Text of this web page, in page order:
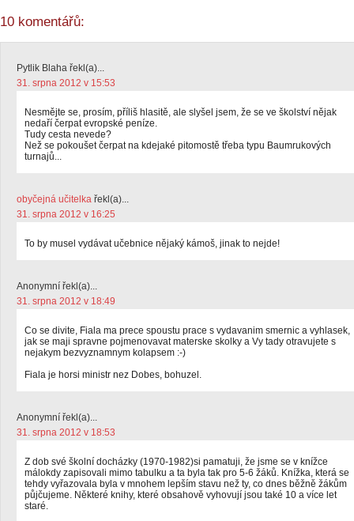
10 komentářů:
Pytlik Blaha řekl(a)...
31. srpna 2012 v 15:53
Nesmějte se, prosím, příliš hlasitě, ale slyšel jsem, že se ve školství nějak
nedaří čerpat evropské peníze.
Tudy cesta nevede?
Než se pokoušet čerpat na kdejaké pitomostě třeba typu Baumrukových
turnajů...
obyčejná učitelka řekl(a)...
31. srpna 2012 v 16:25
To by musel vydávat učebnice nějaký kámoš, jinak to nejde!
Anonymní řekl(a)...
31. srpna 2012 v 18:49
Co se divite, Fiala ma prece spoustu prace s vydavanim smernic a vyhlasek,
jak se maji spravne pojmenovavat materske skolky a Vy tady otravujete s
nejakym bezvyznamnym kolapsem :-)
Fiala je horsi ministr nez Dobes, bohuzel.
Anonymní řekl(a)...
31. srpna 2012 v 18:53
Z dob své školní docházky (1970-1982)si pamatuji, že jsme se v knížce
málokdy zapisovali mimo tabulku a ta byla tak pro 5-6 žáků. Knížka, která se
tehdy vyřazovala byla v mnohem lepším stavu než ty, co dnes běžně žákům
půjčujeme. Některé knihy, které obsahově vyhovují jsou také 10 a více let
staré.